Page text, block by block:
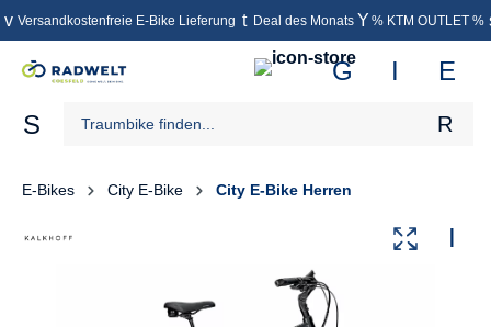
springen
Versandkostenfreie E-Bike Lieferung Deal des Monats % KTM OUTLET %
E-Bikes City E-Bike City E-Bike Herren